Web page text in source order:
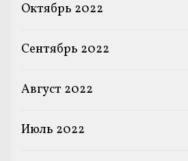
Октябрь 2022
Сентябрь 2022
Август 2022
Июль 2022